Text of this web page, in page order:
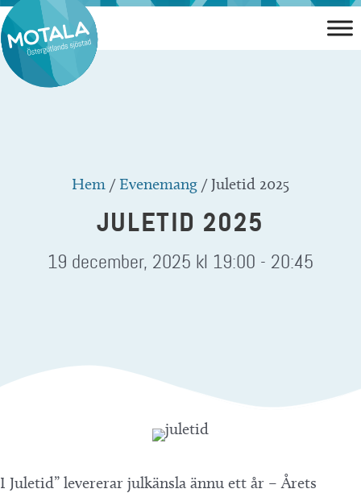
Hoppa
till
innehåll
Hem /Evenemang /Juletid 2025
JULETID 2025
19 december, 2025 kl 19:00 - 20:45
I Juletid” levererar julkänsla ännu ett år – Årets